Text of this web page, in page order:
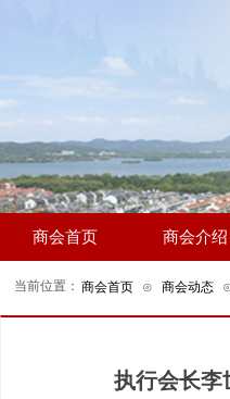
商会首页 商会介绍
商会首页 ⊙ 商会动态
当前位置：
执行会长李